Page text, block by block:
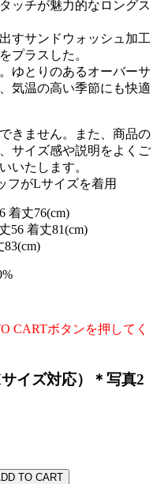
ッチが魅力的なロングス
すサンドウォッシュ加工
プラスした。
ゆとりのあるオーバーサ
気温の高い季節にも快適
きません。また、商品の
サイズ感や説明をよくご
いたします。
フがLサイズを着用
着丈76(cm)
着丈81(cm)
CARTボタンを押してく
イズ対応）＊写真2